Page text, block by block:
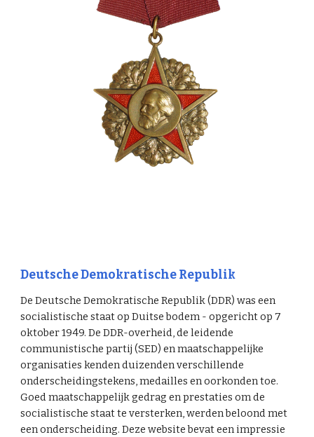
Deutsche Demokratische Republik
De Deutsche Demokratische Republik (DDR) was een
socialistische staat op Duitse bodem - opgericht op 7
oktober 1949. De DDR-overheid, de leidende
communistische partij (SED) en maatschappelijke
organisaties kenden duizenden verschillende
onderscheidingstekens, medailles en oorkonden toe.
Goed maatschappelijk gedrag en prestaties om de
socialistische staat te versterken, werden beloond met
een onderscheiding. Deze website bevat een impressie